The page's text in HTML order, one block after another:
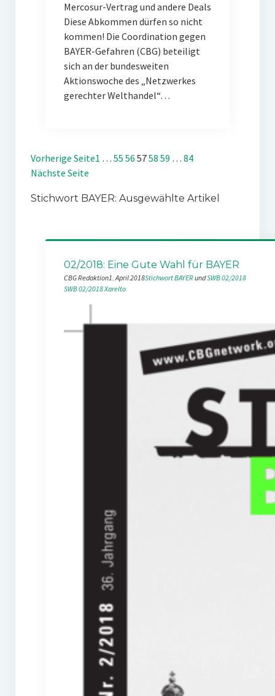
Mercosur-Vertrag und andere Deals
Diese Abkommen dürfen so nicht
kommen! Die Coordination gegen
BAYER-Gefahren (CBG) beteiligt
sich an der bundesweiten
Aktionswoche des „Netzwerkes
gerechter Welthandel“…
Vorherige Seite1 … 55 56 5758 59 … 84
Nächste Seite
Stichwort BAYER: Ausgewählte Artikel
02/2018: Eine Gute Wahl für BAYER
CBG Redaktion1. April 2018Stichwort BAYER und SWB 02/2018
SWB 02/2018Xarelto